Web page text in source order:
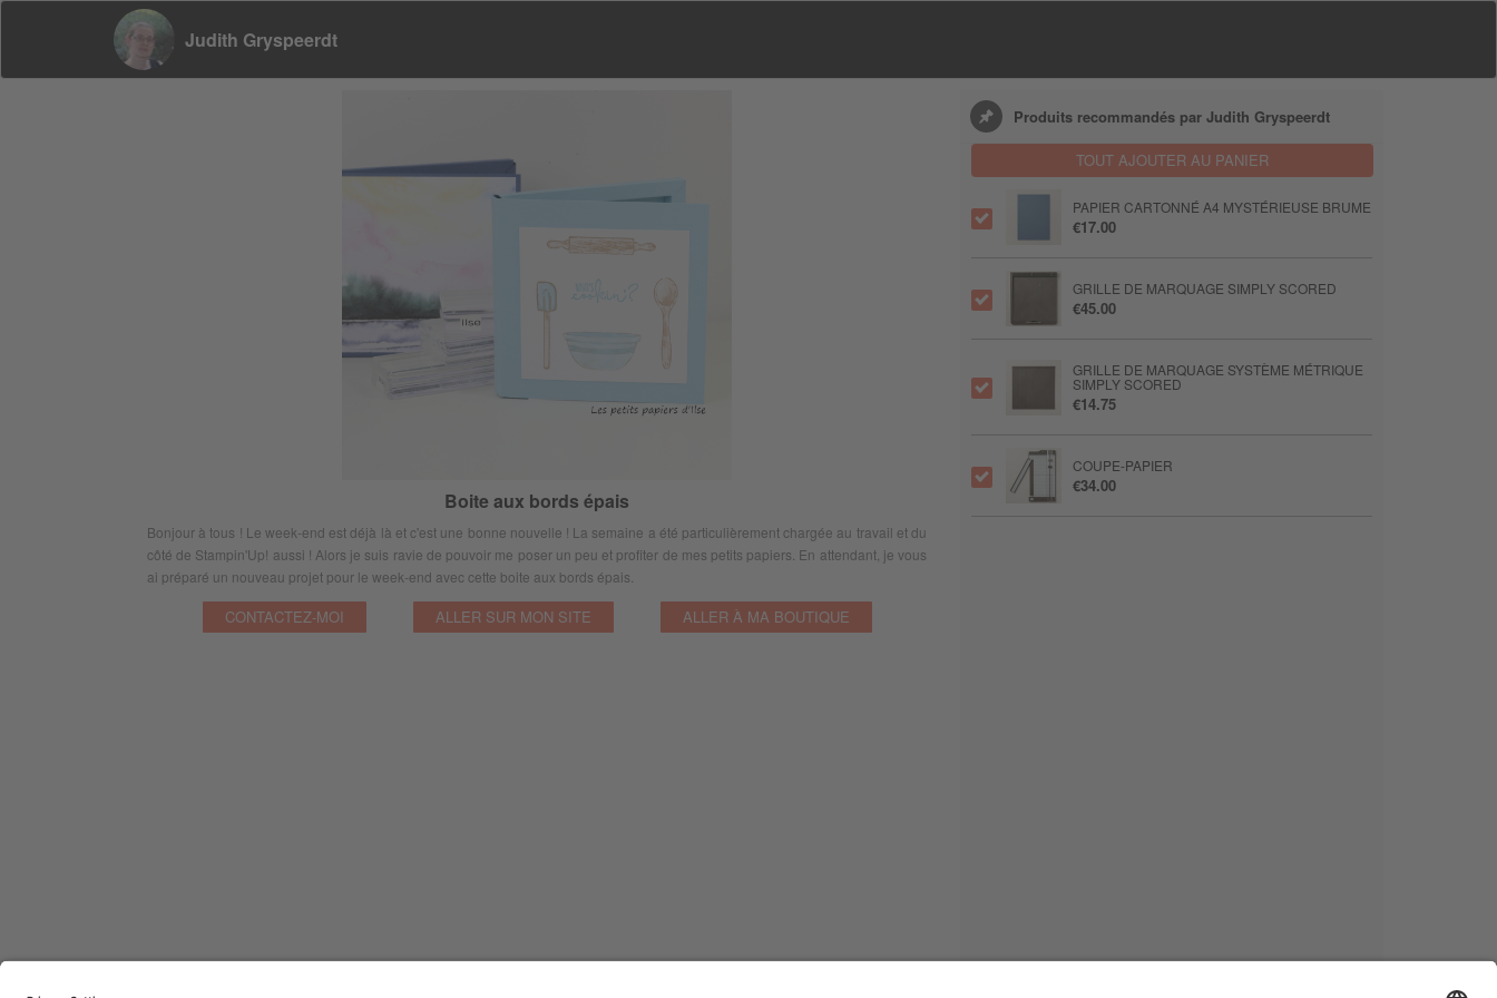
Judith Gryspeerdt
Boite aux bords épais
Bonjour à tous ! Le week-end est déjà là et c'est une bonne nouvelle ! La semaine a été particulièrement chargée au travail et du
côté de Stampin'Up! aussi ! Alors je suis ravie de pouvoir me poser un peu et profiter de mes petits papiers. En attendant, je vous
ai préparé un nouveau projet pour le week-end avec cette boite aux bords épais.
CONTACTEZ-MOI ALLER SUR MON SITE ALLER À MA BOUTIQUE
Produits recommandés par Judith Gryspeerdt
TOUT AJOUTER AU PANIER
PAPIER CARTONNÉ A4 MYSTÉRIEUSE BRUME
€17.00
GRILLE DE MARQUAGE SIMPLY SCORED
€45.00
GRILLE DE MARQUAGE SYSTÈME MÉTRIQUE
SIMPLY SCORED
€14.75
COUPE-PAPIER
€34.00